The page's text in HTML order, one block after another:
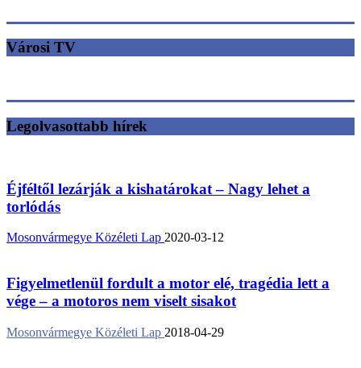
Városi TV
Legolvasottabb hírek
Éjféltől lezárják a kishatárokat – Nagy lehet a
torlódás
Mosonvármegye Közéleti Lap 2020-03-12
Figyelmetlenül fordult a motor elé, tragédia lett a
vége – a motoros nem viselt sisakot
Mosonvármegye Közéleti Lap 2018-04-29